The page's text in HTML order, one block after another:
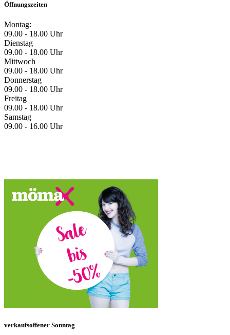
Öffnungszeiten
Montag:
09.00 - 18.00 Uhr
Dienstag
09.00 - 18.00 Uhr
Mittwoch
09.00 - 18.00 Uhr
Donnerstag
09.00 - 18.00 Uhr
Freitag
09.00 - 18.00 Uhr
Samstag
09.00 - 16.00 Uhr
verkaufsoffener Sonntag